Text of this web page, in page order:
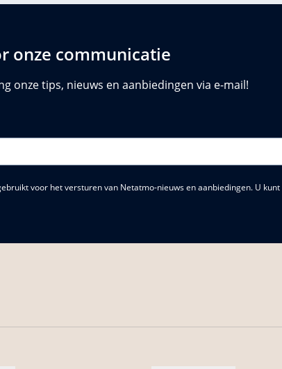
onze communicatie
onze tips, nieuws en aanbiedingen via e-mail!
voor het versturen van Netatmo-nieuws en aanbiedingen. U